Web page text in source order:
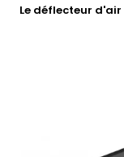
Le déflecteur